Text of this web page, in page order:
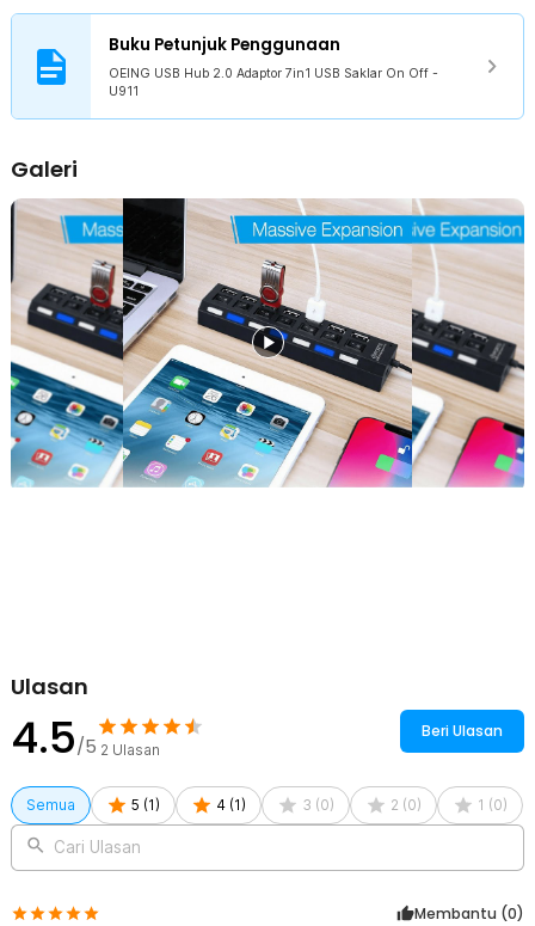
1 x OEING USB Hub 2.0 Adaptor 7in1 USB Saklar On Off - U911
Buku Petunjuk Penggunaan
OEING USB Hub 2.0 Adaptor 7in1 USB Saklar On Off -
U911
Galeri
Ulasan
4.5/5 2 Ulasan
Beri Ulasan
Semua 5 (1 ) 4 (1 ) 3 (0) 2 (0) 1 (0)
Cari Ulasan
Membantu (0)